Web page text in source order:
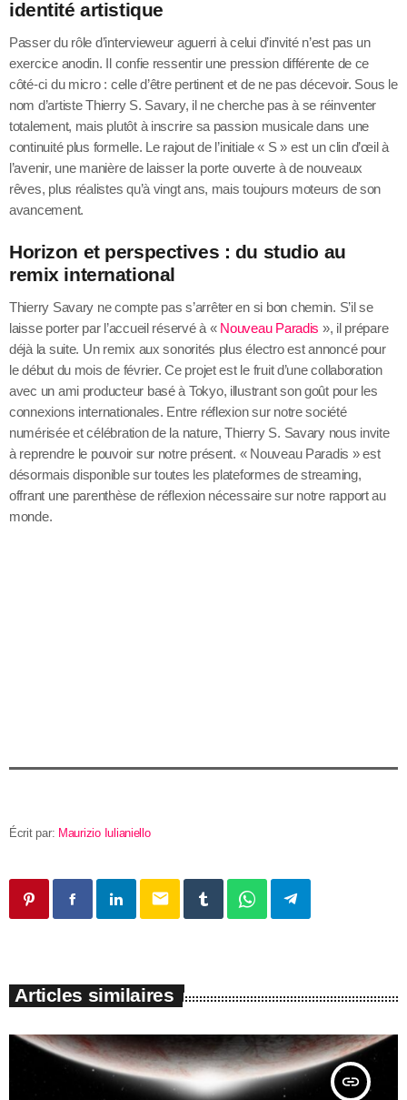
identité artistique
Passer du rôle d’intervieweur aguerri à celui d’invité n’est pas un
exercice anodin. Il confie ressentir une pression différente de ce
côté-ci du micro : celle d’être pertinent et de ne pas décevoir. Sous le
nom d’artiste Thierry S. Savary, il ne cherche pas à se réinventer
totalement, mais plutôt à inscrire sa passion musicale dans une
continuité plus formelle. Le rajout de l’initiale « S » est un clin d’œil à
l’avenir, une manière de laisser la porte ouverte à de nouveaux
rêves, plus réalistes qu’à vingt ans, mais toujours moteurs de son
avancement.
Horizon et perspectives : du studio au
remix international
Thierry Savary ne compte pas s’arrêter en si bon chemin. S’il se
laisse porter par l’accueil réservé à « Nouveau Paradis », il prépare
déjà la suite. Un remix aux sonorités plus électro est annoncé pour
le début du mois de février. Ce projet est le fruit d’une collaboration
avec un ami producteur basé à Tokyo, illustrant son goût pour les
connexions internationales. Entre réflexion sur notre société
numérisée et célébration de la nature, Thierry S. Savary nous invite
à reprendre le pouvoir sur notre présent. « Nouveau Paradis » est
désormais disponible sur toutes les plateformes de streaming,
offrant une parenthèse de réflexion nécessaire sur notre rapport au
monde.
Écrit par: Maurizio Iulianiello
email
Articles similaires
insert_link